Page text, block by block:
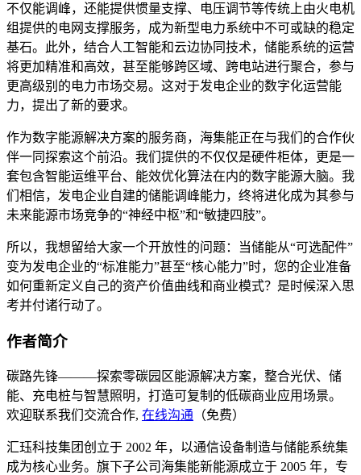
不仅能调峰，还能提供惯量支撑、电压调节等传统上由火电机
组提供的电网支撑服务，成为新型电力系统中不可或缺的稳定
基石。此外，结合人工智能和云边协同技术，储能系统的运营
将更加精准和高效，甚至能够跨区域、跨电站进行聚合，参与
更高级别的电力市场交易。这对于发电企业的数字化运营能
力，提出了新的要求。
作为数字能源解决方案的服务商，海集能正在与我们的合作伙
伴一同探索这个前沿。我们提供的不仅仅是硬件柜体，更是一
套包含智能运维平台、能效优化算法在内的数字能源大脑。我
们相信，发电企业自建的储能调峰能力，终将进化成为其参与
未来能源市场竞争的“神经中枢”和“敏捷四肢”。
所以，我想留给大家一个开放性的问题：当储能从“可选配件”
变为发电企业的“标准能力”甚至“核心能力”时，您的企业准备
如何重新定义自己的资产价值曲线和商业模式？是时候深入思
考并付诸行动了。
作者简介
碳路先锋———探索零碳园区能源解决方案，整合光伏、储
能、充电桩与智慧照明，打造可复制的低碳商业应用场景。
欢迎联系我们交流合作, 在线沟通 （免费）
汇珏科技集团创立于 2002 年，以通信设备制造与储能系统集
成为核心业务。旗下子公司海集能新能源成立于 2005 年，专